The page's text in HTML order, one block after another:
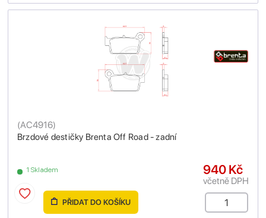
Brzdové destičky Brenta Off Road - zadní
(AC4916)
1 Skladem 940 Kč
včetně DPH
PŘIDAT DO KOŠÍKU